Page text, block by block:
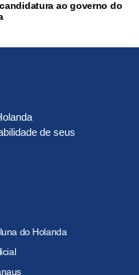
ao governo do
de seus
do Holanda